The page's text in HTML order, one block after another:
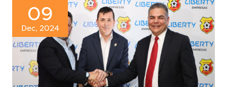
09
Dec, 2024